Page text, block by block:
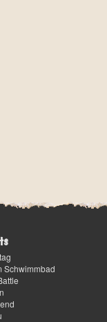
Schwimmbad